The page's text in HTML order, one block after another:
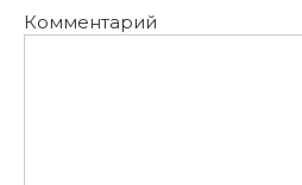
Комментарий